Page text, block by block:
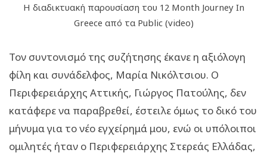
Η διαδικτυακή παρουσίαση του 12 Month Journey In
Greece από τα Public (video)
Τον συντονισμό της συζήτησης έκανε η αξιόλογη
φίλη και συνάδελφος, Μαρία Νικόλτσιου. Ο
Περιφερειάρχης Αττικής, Γιώργος Πατούλης, δεν
κατάφερε να παραβρεθεί, έστειλε όμως το δικό του
μήνυμα για το νέο εγχείρημά μου, ενώ οι υπόλοιποι
ομιλητές ήταν ο Περιφερειάρχης Στερεάς Ελλάδας,